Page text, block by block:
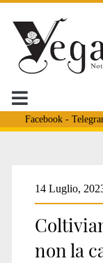
Facebook-
Tag:
14 Luglio,
non la